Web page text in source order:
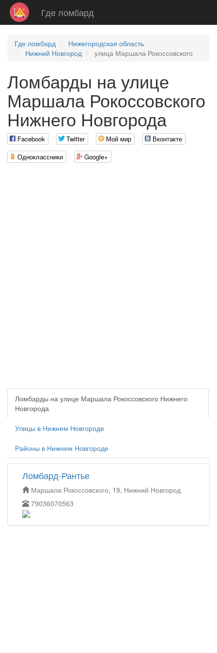
Где ломбард
Где ломбард
Нижегородская область
Нижний Новгород
улица Маршала Рокоссовского
Ломбарды на улице
Маршала Рокоссовского
Нижнего Новгорода
Facebook Twitter Мой мир
Вконтакте
Одноклассники
Google+
Ломбарды на улице Маршала Рокоссовского Нижнего
Новгорода
Улицы в Нижнем Новгороде
Районы в Нижнем Новгороде
Ломбард-Рантье
Маршала Рокоссовского, 19, Нижний Новгород
79036070563